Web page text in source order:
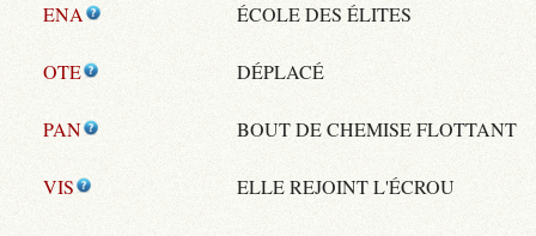
ENA ÉCOLE DES ÉLITES
OTE DÉPLACÉ
PAN BOUT DE CHEMISE FLOTTANT
VIS ELLE REJOINT L'ÉCROU